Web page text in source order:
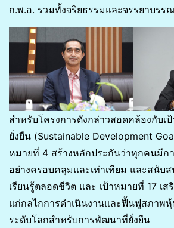
ก.พ.อ. รวมทั้งจริยธรรมและจรรยาบรร
สำหรับโครงการดังกล่าวสอดคล้องกับ
ยั่งยืน (Sustainable Development
หมายที่ 4 สร้างหลักประกันว่าทุกคนมี
อย่างครอบคลุมและเท่าเทียม และสนับ
เรียนรู้ตลอดชีวิต และ เป้าหมายที่ 17 เ
แก่กลไกการดำเนินงานและฟื้นฟูสภาพ
ระดับโลกสำหรับการพัฒนาที่ยั่งยืน